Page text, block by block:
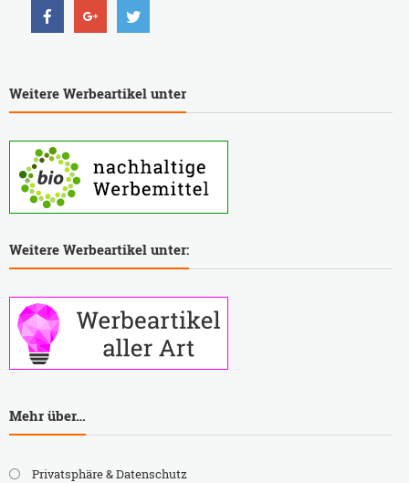
Weitere Werbeartikel unter
Weitere Werbeartikel unter:
Mehr über…
Privatsphäre & Datenschutz